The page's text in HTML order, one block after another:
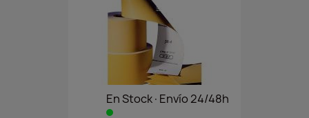
En Stock·Envío 24/48h